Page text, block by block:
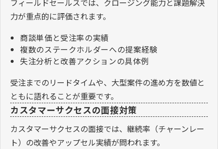
フィールドセールスでは、クロージング能力と課題解決
力が重点的に評価されます。
商談単価と受注率の実績
複数のステークホルダーへの提案経験
失注分析と改善アクションの具体例
受注までのリードタイムや、大型案件の進め方を数値と
ともに語れることが重要です。
カスタマーサクセスの面接対策
カスタマーサクセスの面接では、継続率（チャーンレー
ト）の改善やアップセル実績が問われます。